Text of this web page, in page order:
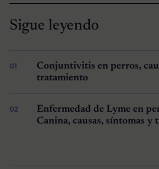
Sigue leyendo
Conjuntivitis en perros,
tratamiento
Enfermedad de Lyme en
Canina, causas, síntomas y